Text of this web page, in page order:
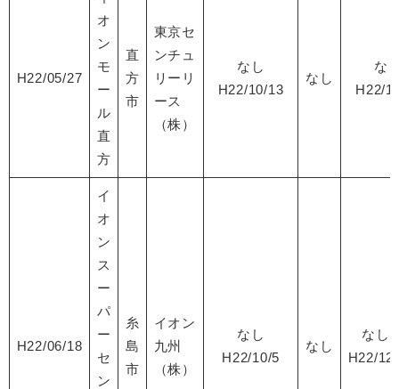
H22/05/27
オ
ン
モ
ー
ル
直
方
直
方
市
東京セ
ンチュ
リーリ
ース
（株）
なし
H22/10/13
なし
な
H22/
H22/06/18
イ
オ
ン
ス
ー
パ
ー
セ
ン
糸
島
市
イオン
九州
（株）
なし
H22/10/5
なし
なし
H22/